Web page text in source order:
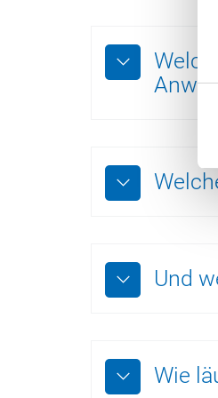
Und
Wie